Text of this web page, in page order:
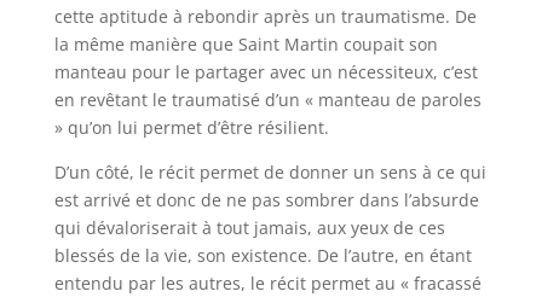
cette aptitude à rebondir après un traumatisme. De
la même manière que Saint Martin coupait son
manteau pour le partager avec un nécessiteux, c’est
en revêtant le traumatisé d’un « manteau de paroles
» qu’on lui permet d’être résilient.
D’un côté, le récit permet de donner un sens à ce qui
est arrivé et donc de ne pas sombrer dans l’absurde
qui dévaloriserait à tout jamais, aux yeux de ces
blessés de la vie, son existence. De l’autre, en étant
entendu par les autres, le récit permet au « fracassé